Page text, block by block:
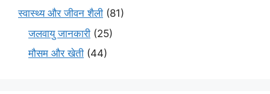
स्वास्थ्य और जीवन शैली (81)
जलवायु जानकारी (25)
मौसम और खेती (44)